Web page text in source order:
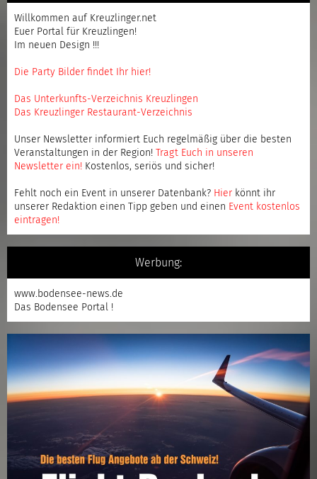
Willkommen auf Kreuzlinger.net
Euer Portal für Kreuzlingen!
Im neuen Design !!!
Die Party Bilder findet Ihr hier!
Das Unterkunfts-Verzeichnis Kreuzlingen
Das Kreuzlinger Restaurant-Verzeichnis
Unser Newsletter informiert Euch regelmäßig über die besten
Veranstaltungen in der Region!
Tragt Euch in unseren
Newsletter ein! Kostenlos, seriös und sicher!
Fehlt noch ein Event in unserer Datenbank? Hier könnt ihr
unserer Redaktion einen Tipp geben und einen Event kostenlos
eintragen!
Werbung:
www.bodensee-news.de
Das Bodensee Portal !